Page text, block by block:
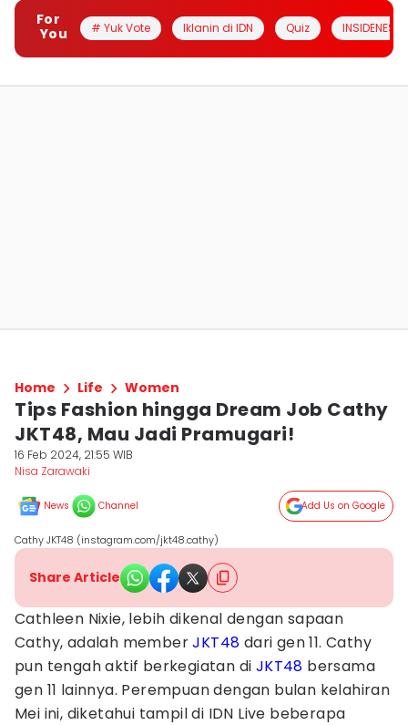
For
You
# Yuk Vote Iklanin di IDN Quiz INSIDENESIA
Home Life Women
Tips Fashion hingga Dream Job Cathy
JKT48, Mau Jadi Pramugari!
16 Feb 2024, 21:55 WIB
Nisa Zarawaki
News Channel Add Us on Google
Cathy JKT48 (instagram.com/jkt48.cathy)
Share Article
Cathleen Nixie, lebih dikenal dengan sapaan
Cathy, adalah memberJKT48 dari gen 11. Cathy
pun tengah aktif berkegiatan di JKT48 bersama
gen 11 lainnya. Perempuan dengan bulan kelahiran
Mei ini, diketahui tampil di IDN Live beberapa